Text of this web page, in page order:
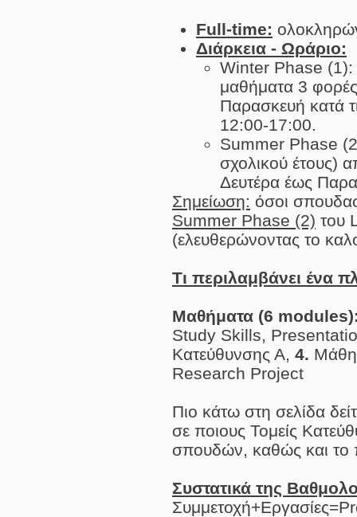
Full-time:
Διάρκεια - Ωράριο:
Winter Phase (1):
μαθήματα 3
Παρασκευή κατά
12:00-17:00.
Summer Phase
σχολικού έτους)
Δευτέρα έως
Σημείωση: όσοι
Summer Phase (2) του
(ελευθερώνοντας το
Τι περιλαμβάνει ένα
Μαθήματα (6
Study Skills,
Κατεύθυνσης Α, 4.
Research Project
Πιο κάτω στη σελίδα
σε ποιους Τομείς
σπουδών, καθώς και το
Συστατικά της